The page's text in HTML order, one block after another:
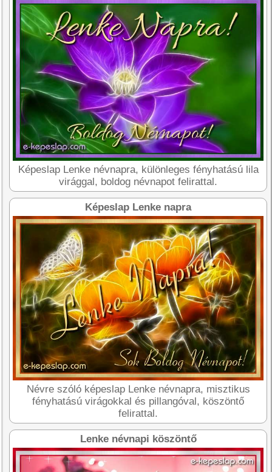
Képeslap Lenke névnapra, különleges fényhatású lila
virággal, boldog névnapot felirattal.
Képeslap Lenke napra
Névre szóló képeslap Lenke névnapra, misztikus
fényhatású virágokkal és pillangóval, köszöntő
felirattal.
Lenke névnapi köszöntő